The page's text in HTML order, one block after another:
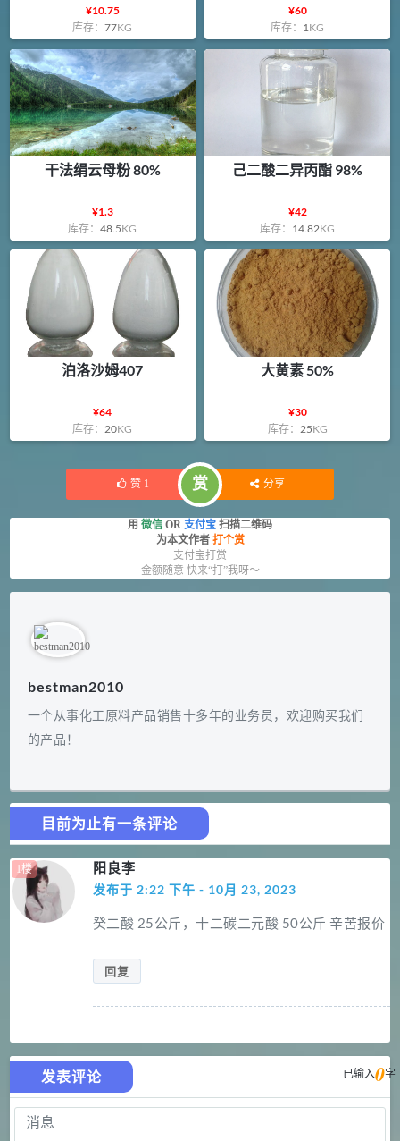
¥10.75
库存：77KG
¥60
库存： 1 KG
干法绢云母粉 80%
¥1.3
库存：48.5KG
己二酸二异丙酯 98%
¥42
库存： 14.82KG
泊洛沙姆407
¥64
库存：20KG
大黄素 50%
¥30
库存： 25KG
赞 1 赏 分享
用 微信 OR 支付宝 扫描二维码
为本文作者 打个赏
支付宝打赏
金额随意 快来“打”我呀～
bestman2010
一个从事化工原料产品销售十多年的业务员，欢迎购买我们
的产品！
目前为止有一条评论
阳良李
发布于 2:22 下午 - 10月 23, 2023
癸二酸 25公斤，十二碳二元酸 50公斤 辛苦报价
回复
发表评论 已输入0字